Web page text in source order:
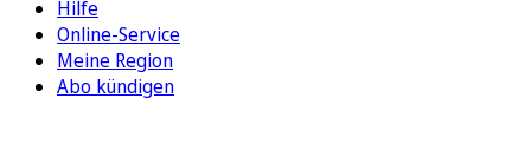
Hilfe
Online-Service
Meine Region
Abo kündigen